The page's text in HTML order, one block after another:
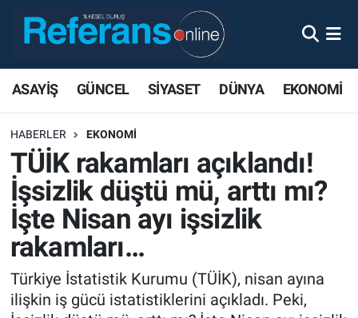
ASAYİŞ GÜNCEL SİYASET DÜNYA EKONOMİ
HABERLER EKONOMİ
TÜİK rakamları açıklandı!
İşsizlik düştü mü, arttı mı?
İşte Nisan ayı işsizlik
rakamları…
Türkiye İstatistik Kurumu (TÜİK), nisan ayına
ilişkin iş gücü istatistiklerini açıkladı. Peki,